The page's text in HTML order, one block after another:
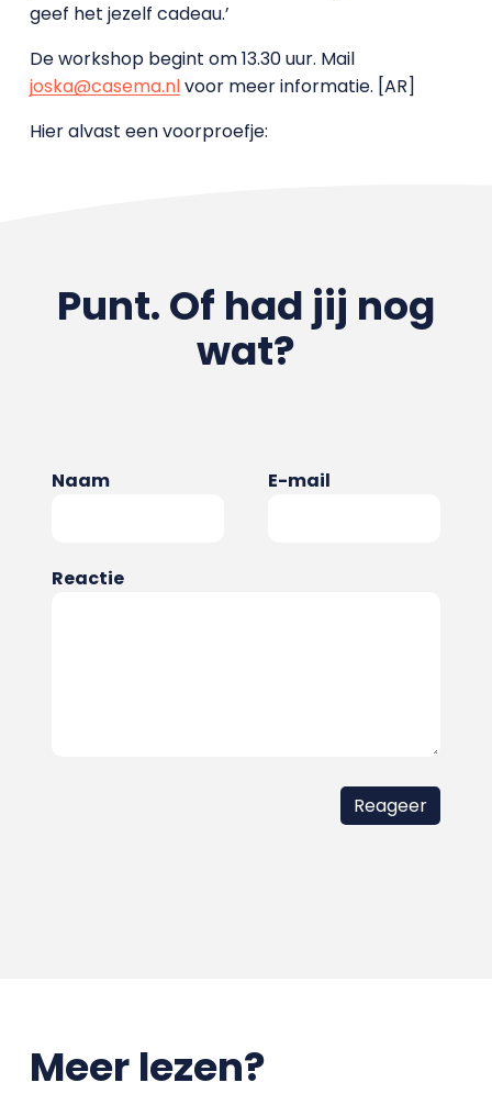
geef het jezelf cadeau.’
De workshop begint om 13.30 uur. Mail
joska@casema.nlvoor meer informatie. [AR]
Hier alvast een voorproefje:
Punt. Of had jij nog
wat?
Naam E-mail
Reactie
Meer lezen?